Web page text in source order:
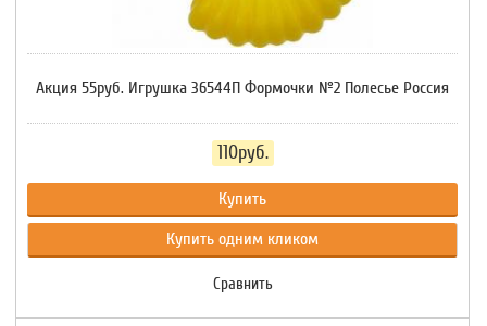
Акция 55руб. Игрушка 36544П Формочки №2 Полесье Россия
110руб.
Купить
Купить одним кликом
Сравнить